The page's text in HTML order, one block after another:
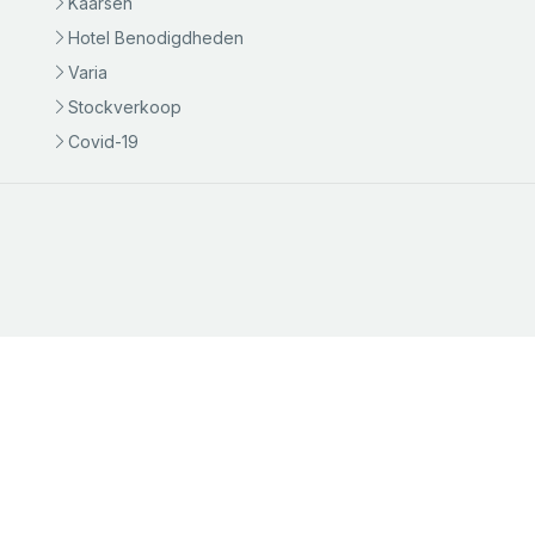
Hotel Benodigdheden
Varia
Stockverkoop
Covid-19